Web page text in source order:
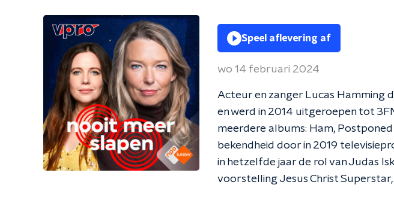
Speel aflevering af
wo 14 februari 2024
Acteur en zanger Lucas Hamming
en werd in 2014 uitgeroepen tot
meerdere albums: Ham,
bekendheid door in 2019
in hetzelfde jaar de rol van Judas
voorstelling Jesus Christ